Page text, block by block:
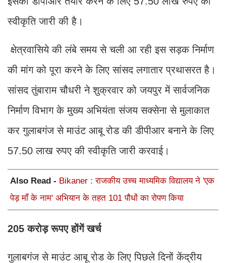
स्वीकृति जारी की है।
क्षेत्रवासिये की लंबे समय से चली आ रही इस सड़क निर्माण
की मांग को पूरा करने के लिए सांसद लगातार प्रथासरत है।
सांसद तुंबाराम चौधरी ने शुक्रवार को जयपुर में सार्वजनिक
निर्माण विभाग के मुख्य अभियंता संजय सक्सेना से मुलाकात
कर गुलाबगंज से माउंट आबू रोड की डीपीआर बनाने के लिए
57.50 लाख रुपए की स्वीकृति जारी करवाई।
Also Read - Bikaner : राजकीय उच्च माध्यमिक विद्यालय ने 'एक
पेड़ माँ के नाम' अभियान के तहत 101 पौधों का रोपण किया
205 करोड़ रूपए होंगें खर्च
गुलाबगंज से माउंट आबू रोड के लिए पिछले दिनों केंद्रीय